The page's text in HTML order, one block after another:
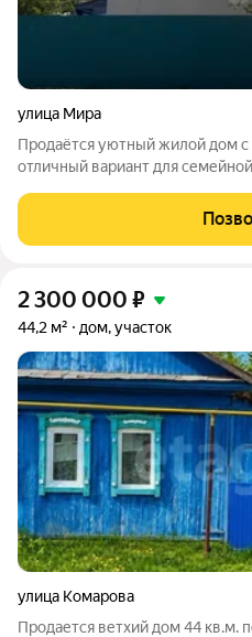
улица Мира
Продаётся уютный жилой дом с
отличный вариант для
своей скважиной и канализацией
глубокий погреб для
2 300 000 ₽
44,2 м² дом, участок
улица Комарова
Продается ветхий дом 44 кв.м.